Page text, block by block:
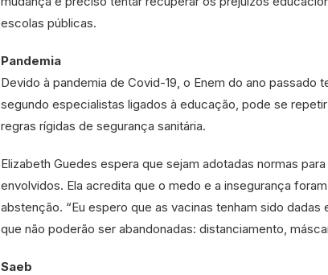
escolas públicas.
Pandemia
Devido à pandemia de Covid-19, o Enem do ano
segundo especialistas ligados à educação, pode se
regras rígidas de segurança sanitária.
Elizabeth Guedes espera que sejam adotadas normas
envolvidos. Ela acredita que o medo e a insegurança
abstenção. “Eu espero que as vacinas tenham sido
que não poderão ser abandonadas: distanciamento,
Saeb